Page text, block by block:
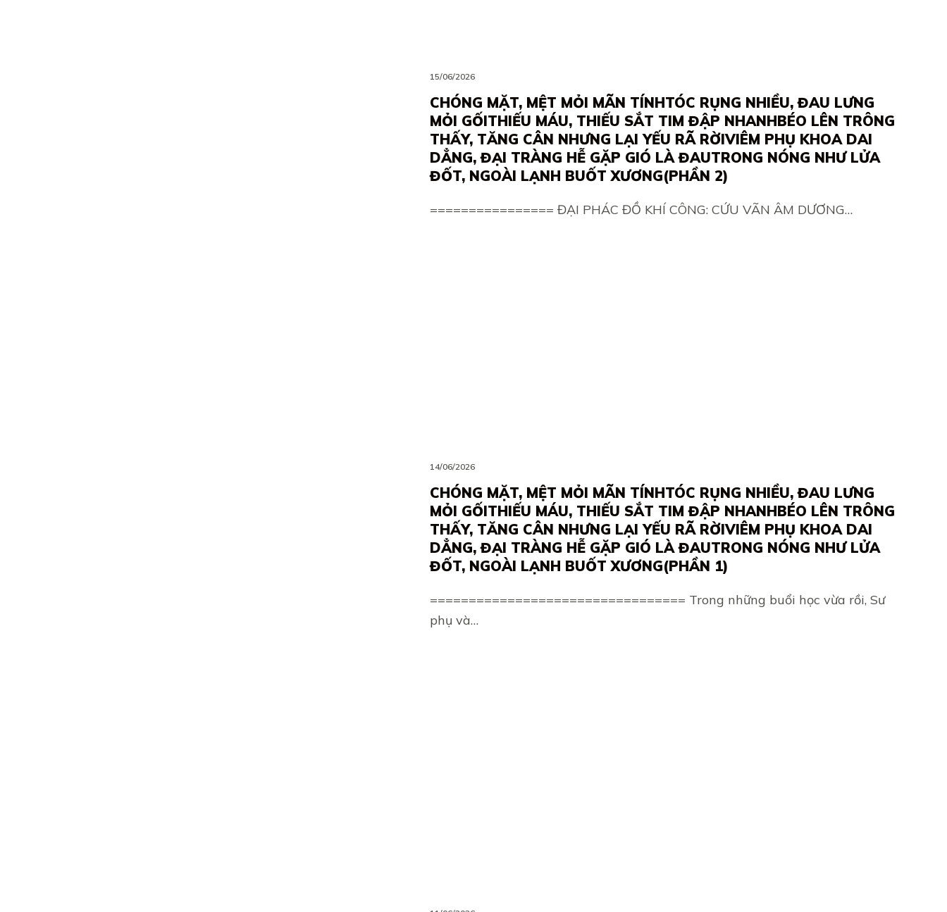
15/06/2026
CHÓNG MẶT, MỆT MỎI MÃN TÍNHTÓC RỤNG NHIỀU, ĐAU LƯNG
MỎI GỐITHIẾU MÁU, THIẾU SẮT TIM ĐẬP NHANHBÉO LÊN TRÔNG
THẤY, TĂNG CÂN NHƯNG LẠI YẾU RÃ RỜIVIÊM PHỤ KHOA DAI
DẲNG, ĐẠI TRÀNG HỄ GẶP GIÓ LÀ ĐAUTRONG NÓNG NHƯ LỬA
ĐỐT, NGOÀI LẠNH BUỐT XƯƠNG(PHẦN 2)
================ ĐẠI PHÁC ĐỒ KHÍ CÔNG: CỨU VÃN ÂM DƯƠNG…
14/06/2026
CHÓNG MẶT, MỆT MỎI MÃN TÍNHTÓC RỤNG NHIỀU, ĐAU LƯNG
MỎI GỐITHIẾU MÁU, THIẾU SẮT TIM ĐẬP NHANHBÉO LÊN TRÔNG
THẤY, TĂNG CÂN NHƯNG LẠI YẾU RÃ RỜIVIÊM PHỤ KHOA DAI
DẲNG, ĐẠI TRÀNG HỄ GẶP GIÓ LÀ ĐAUTRONG NÓNG NHƯ LỬA
ĐỐT, NGOÀI LẠNH BUỐT XƯƠNG(PHẦN 1)
================================= Trong những buổi học vừa rồi, Sư
phụ và…